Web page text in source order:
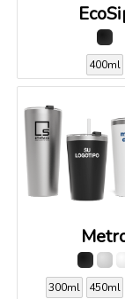
400ml
300ml 450ml